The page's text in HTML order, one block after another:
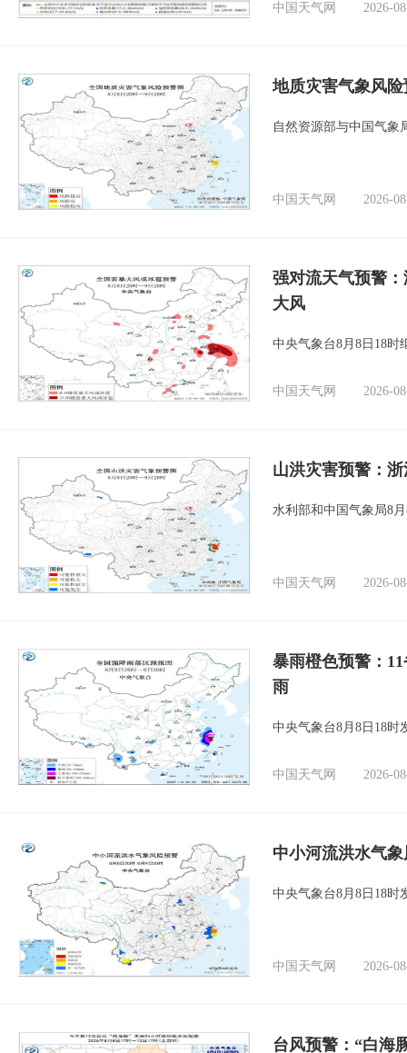
中国天气网 2026-
地质灾害气象风
自然资源部与中国气象
中国天气网 2026-
强对流天气预警
大风
中央气象台8月8日18时
中国天气网 2026-
山洪灾害预警：
水利部和中国气象局8
中国天气网 2026-
暴雨橙色预警：
雨
中央气象台8月8日18时
中国天气网 2026-
中小河流洪水气
中央气象台8月8日18时
中国天气网 2026-
台风预警：“白海